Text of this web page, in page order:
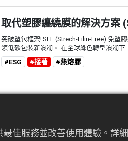
取代塑膠纏繞膜的解決方案
突破塑包框架! SFF (Strech-Film-Free) 免塑膠
領低碳包裝新浪潮。 在全球綠色轉型浪潮下
與碳中和的永續承諾，SFF免塑膠纏繞膜
Solution) 已成為最佳的解決之道。這項技能
為什麼我們要挑...
#ESG #接著 #熱熔膠
HOYA光學：以光學科技與
佳服務並改善使用體驗。詳